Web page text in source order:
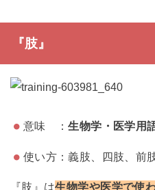
『肢』
意味 ：生物学・医学用
使い方：義肢、四肢、前
『肢』は生物学や医学で使